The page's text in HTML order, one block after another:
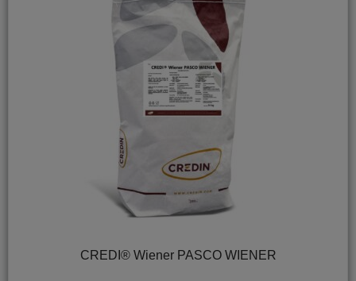
CREDI® Wiener PASCO WIENER